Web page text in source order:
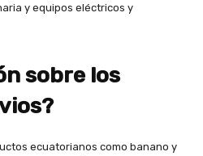
y equipos eléctricos y
sobre los
ecuatorianos como banano y